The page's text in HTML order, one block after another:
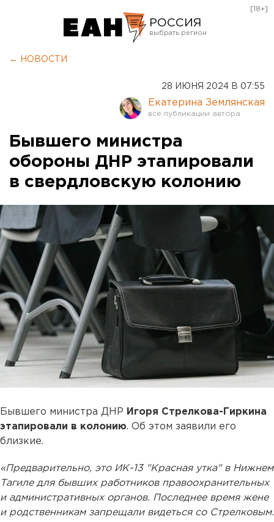
РОССИЯ
Оренбург
[18+]
← НОВОСТИ
28 ИЮНЯ 2024 В 07:55
Екатерина Землянская
Бывшего министра
обороны ДНР этапировали
в свердловскую колонию
Бывшего министра ДНР Игоря Стрелкова-Гиркина
этапировали в колонию. Об этом заявили его
близкие.
«Предварительно, это ИК-13 "Красная утка" в Нижнем
Тагиле для бывших работников правоохранительных
и административных органов. Последнее время жене
и родственникам запрещали видеться со Стрелковым.